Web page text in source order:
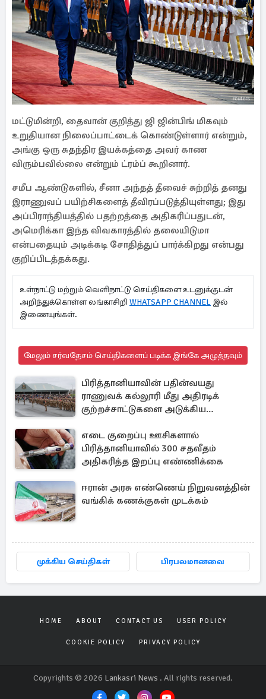
மட்டுமின்றி, தைவான் குறித்து ஜி ஜின்பிங் மிகவும்
உறுதியான நிலைப்பாட்டைக் கொண்டுள்ளார் என்றும்,
அங்கு ஒரு சுதந்திர இயக்கத்தை அவர் காண
விரும்பவில்லை என்றும் ட்ரம்ப் கூறினார்.
சமீப ஆண்டுகளில், சீனா அந்தத் தீவைச் சுற்றித் தனது
இராணுவப் பயிற்சிகளைத் தீவிரப்படுத்தியுள்ளது; இது
அப்பிராந்தியத்தில் பதற்றத்தை அதிகரிப்பதுடன்,
அமெரிக்கா இந்த விவகாரத்தில் தலையிடுமா
என்பதையும் அடிக்கடி சோதித்துப் பார்க்கிறது என்பது
குறிப்பிடத்தக்கது.
உள்நாட்டு மற்றும் வெளிநாட்டு செய்திகளை உடனுக்குடன்
அறிந்துக்கொள்ள லங்காசிறி WHATSAPP CHANNEL இல்
இணையுங்கள்.
மேலும் சர்வதேசம் செய்திகளைப் படிக்க இங்கே அழுத்தவும்
பிரித்தானியாவின் பதின்வயது
ராணுவக் கல்லூரி மீது அதிரடிக்
குற்றச்சாட்டுகளை அடுக்கிய
எடை குறைப்பு ஊசிகளால்
பிரித்தானியாவில் 300 சதவீதம்
அதிகரித்த இறப்பு எண்ணிக்கை
ஈரான் அரசு எண்ணெய் நிறுவனத்தின்
வங்கிக் கணக்குகள் முடக்கம்
முக்கிய செய்திகள் பிரபலமானவை
HOME ABOUT CONTACT US USER POLICY
COOKIE POLICY PRIVACY POLICY
Copyrights © 2026 Lankasri News . All rights reserved.